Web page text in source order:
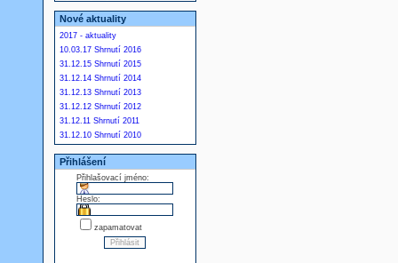
Nové aktuality
2017 - aktuality
10.03.17 Shrnutí 2016
31.12.15 Shrnutí 2015
31.12.14 Shrnutí 2014
31.12.13 Shrnutí 2013
31.12.12 Shrnutí 2012
31.12.11 Shrnutí 2011
31.12.10 Shrnutí 2010
Přihlášení
Přihlašovací jméno:
Heslo:
zapamatovat